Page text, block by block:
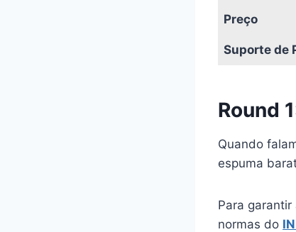
Preço
Suporte de
Round
Quando
espuma
Para
normas do